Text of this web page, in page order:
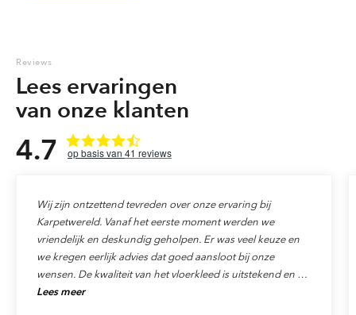
Reviews
Lees ervaringen
van onze klanten
4.7 41 reviews
Wij zijn ontzettend tevreden over onze ervaring bij
Karpetwereld. Vanaf het eerste moment werden we
vriendelijk en deskundig geholpen. Er was veel keuze en
we kregen eerlijk advies dat goed aansloot bij onze
wensen. De kwaliteit van het vloerkleed is uitstekend en de
levering verliep precies zoals afgesproken. Ook de service
Lees meer